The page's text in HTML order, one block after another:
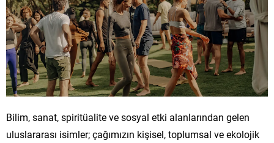
Bilim, sanat, spiritüalite ve sosyal etki alanlarından gelen
uluslararası isimler; çağımızın kişisel, toplumsal ve ekolojik